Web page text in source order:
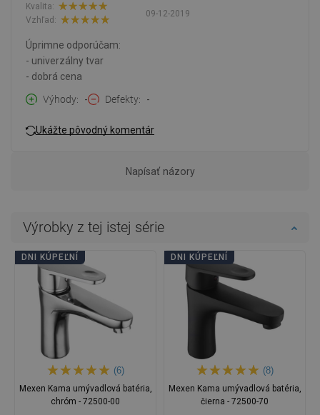
09-12-2019
Kvalita:
Vzhľad:
Úprimne odporúčam:
- univerzálny tvar
- dobrá cena
Výhody
- Defekty -
Ukážte pôvodný komentár
Napísať názory
Výrobky z tej istej série
DNI KÚPEĽNÍ
(6)
Mexen Kama umývadlová batéria,
chróm - 72500-00
DNI KÚPEĽNÍ
(8)
Mexen Kama umývadlová batéria,
čierna - 72500-70